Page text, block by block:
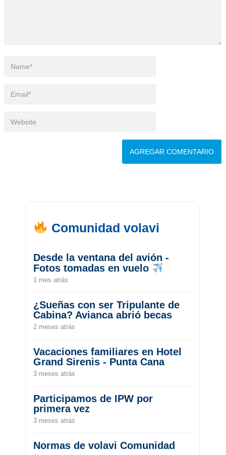
Comunidad volavi
Desde la ventana del avión -
Fotos tomadas en vuelo
1 mes atrás
¿Sueñas con ser Tripulante de
Cabina? Avianca abrió becas
2 meses atrás
Vacaciones familiares en Hotel
Grand Sirenis - Punta Cana
3 meses atrás
Participamos de IPW por
primera vez
3 meses atrás
Normas de volavi Comunidad